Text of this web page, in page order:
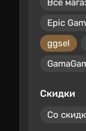
Все
Epic
ggsel
Скидки
Со